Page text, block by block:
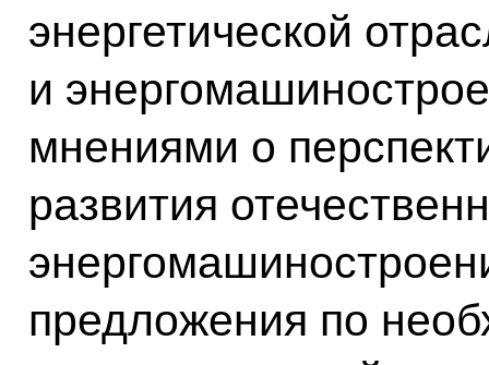
энергетической
и
мнениями о
развития
предложения по